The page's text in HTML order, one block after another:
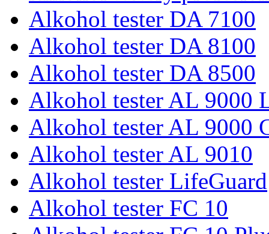
Alkohol tester DA 7100
Alkohol tester DA 8100
Alkohol tester DA 8500
Alkohol tester AL 9000
Alkohol tester AL 9000
Alkohol tester AL 9010
Alkohol tester LifeGuard
Alkohol tester FC 10